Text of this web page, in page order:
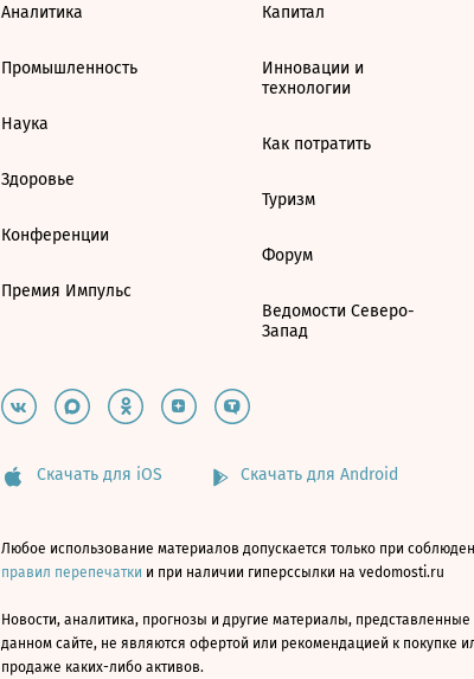
Аналитика
Промышленность
Наука
Здоровье
Конференции
Премия Импульс
Капитал
Инновации и
технологии
Как потратить
Туризм
Форум
Ведомости Северо-
Запад
Скачать для iOS Скачать для Android
Любое использование материалов допускается только при
правил перепечатки и при наличии гиперссылки на vedomosti.ru
Новости, аналитика, прогнозы и другие материалы, представленные
данном сайте, не являются офертой или рекомендацией к покупке
продаже каких-либо активов.